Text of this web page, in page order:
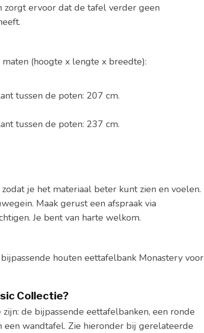
zorgt ervoor dat de tafel verder geen
(hoogte x lengte x breedte):
tussen de poten: 207 cm.
tussen de poten: 237 cm.
je het materiaal beter kunt zien en voelen.
Maak gerust een afspraak via
Je bent van harte welkom.
houten eettafelbank Monastery voor
Collectie?
de bijpassende eettafelbanken, een ronde
wandtafel. Zie hieronder bij gerelateerde